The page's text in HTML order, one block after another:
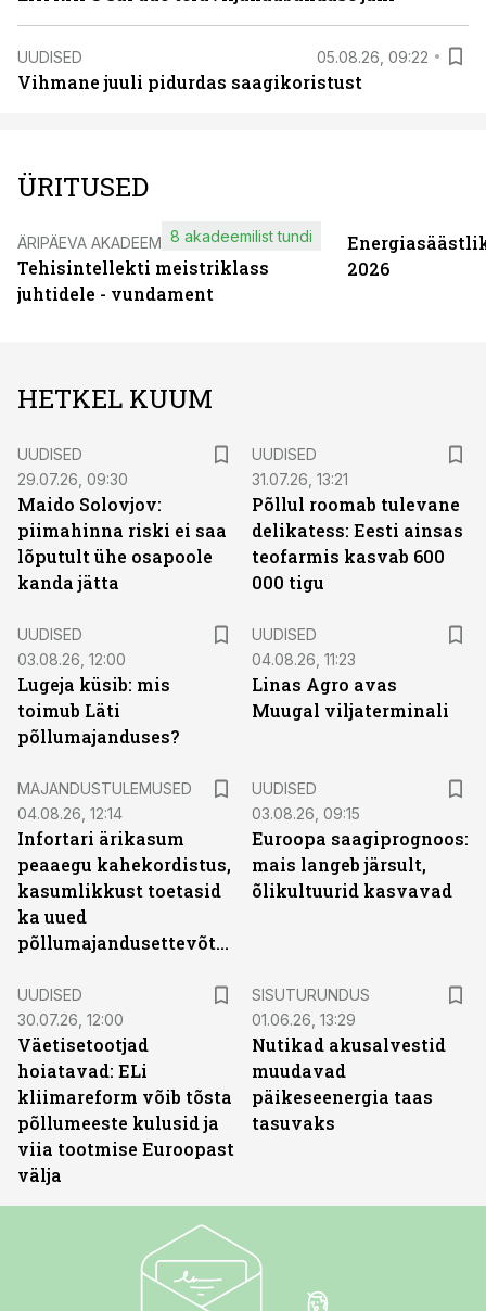
UUDISED 05.08.26, 09:22
Vihmane juuli pidurdas saagikoristust
ÜRITUSED
ÄRIPÄEVA AKADEEMIA
Tehisintellekti meistriklass
juhtidele - vundament
8 akadeemilist tundi
2026
HETKEL KUUM
UUDISED
29.07.26, 09:30
Maido Solovjov:
piimahinna riski ei saa
lõputult ühe osapoole
kanda jätta
UUDISED
31.07.26, 13:21
Põllul roomab tulevane
delikatess: Eesti ainsas
teofarmis kasvab 600
000 tigu
UUDISED
03.08.26, 12:00
Lugeja küsib: mis
toimub Läti
põllumajanduses?
UUDISED
04.08.26, 11:23
Linas Agro avas
Muugal viljaterminali
MAJANDUSTULEMUSED
04.08.26, 12:14
Infortari ärikasum
peaaegu kahekordistus,
kasumlikkust toetasid
ka uued
põllumajandusettevõtted
UUDISED
03.08.26, 09:15
Euroopa saagiprognoos:
mais langeb järsult,
õlikultuurid kasvavad
UUDISED
30.07.26, 12:00
Väetisetootjad
hoiatavad: ELi
kliimareform võib tõsta
põllumeeste kulusid ja
viia tootmise Euroopast
välja
SISUTURUNDUS
01.06.26, 13:29
Nutikad akusalvestid
muudavad
päikeseenergia taas
tasuvaks